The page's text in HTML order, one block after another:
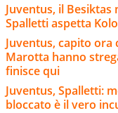
Juventus, il Besiktas
Spalletti aspetta
Juventus, capito ora
Marotta hanno
finisce qui
Juventus, Spalletti:
bloccato è il vero